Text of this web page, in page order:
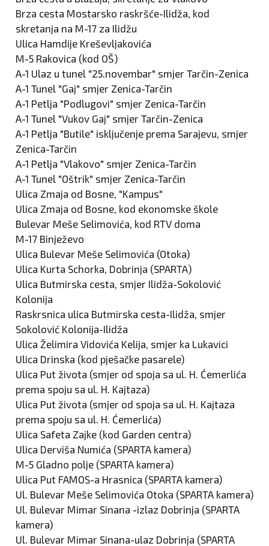
Brza cesta Mostarsko raskršće-Ilidža, kod
skretanja na M-17 za Ilidžu
Ulica Hamdije Kreševljakovića
M-5 Rakovica (kod OŠ)
A-1 Ulaz u tunel "25.novembar" smjer Tarčin-Zenica
A-1 Tunel "Gaj" smjer Zenica-Tarčin
A-1 Petlja "Podlugovi" smjer Zenica-Tarčin
A-1 Tunel "Vukov Gaj" smjer Tarčin-Zenica
A-1 Petlja "Butile" isključenje prema Sarajevu, smjer
Zenica-Tarčin
A-1 Petlja "Vlakovo" smjer Zenica-Tarčin
A-1 Tunel "Oštrik" smjer Zenica-Tarčin
Ulica Zmaja od Bosne, "Kampus"
Ulica Zmaja od Bosne, kod ekonomske škole
Bulevar Meše Selimovića, kod RTV doma
M-17 Binježevo
Ulica Bulevar Meše Selimovića (Otoka)
Ulica Kurta Schorka, Dobrinja (SPARTA)
Ulica Butmirska cesta, smjer Ilidža-Sokolović
Kolonija
Raskrsnica ulica Butmirska cesta-Ilidža, smjer
Sokolović Kolonija-Ilidža
Ulica Želimira Vidovića Kelija, smjer ka Lukavici
Ulica Drinska (kod pješačke pasarele)
Ulica Put života (smjer od spoja sa ul. H. Ćemerlića
prema spoju sa ul. H. Kajtaza)
Ulica Put života (smjer od spoja sa ul. H. Kajtaza
prema spoju sa ul. H. Ćemerlića)
Ulica Safeta Zajke (kod Garden centra)
Ulica Derviša Numića (SPARTA kamera)
M-5 Gladno polje (SPARTA kamera)
Ulica Put FAMOS-a Hrasnica (SPARTA kamera)
Ul. Bulevar Meše Selimovića Otoka (SPARTA kamera)
Ul. Bulevar Mimar Sinana -izlaz Dobrinja (SPARTA
kamera)
Ul. Bulevar Mimar Sinana-ulaz Dobrinja (SPARTA